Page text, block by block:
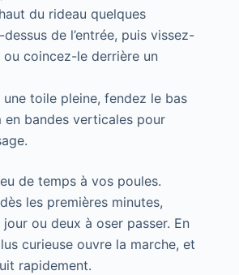
du rideau quelques
de l’entrée, puis vissez-
coincez-le derrière un
toile pleine, fendez le bas
en bandes verticales pour
de temps à vos poules.
les premières minutes,
ou deux à oser passer. En
curieuse ouvre la marche, et
rapidement.